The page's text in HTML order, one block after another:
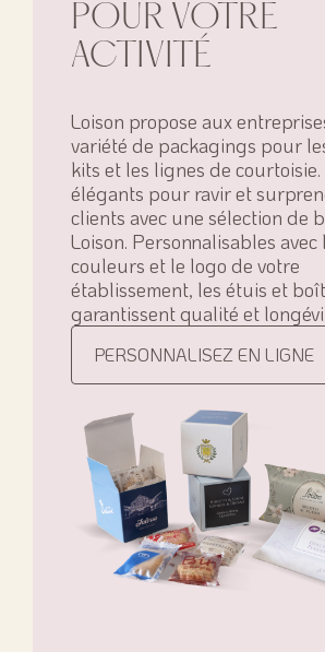
POUR VOTRE
ACTIVITÉ
Loison propose aux
variété de packagings pour
kits et les lignes de courtoisie.
élégants pour ravir et
clients avec une sélection de
Loison. Personnalisables avec
couleurs et le logo de votre
établissement, les étuis et
garantissent qualité et
PERSONNALISEZ EN LIGNE